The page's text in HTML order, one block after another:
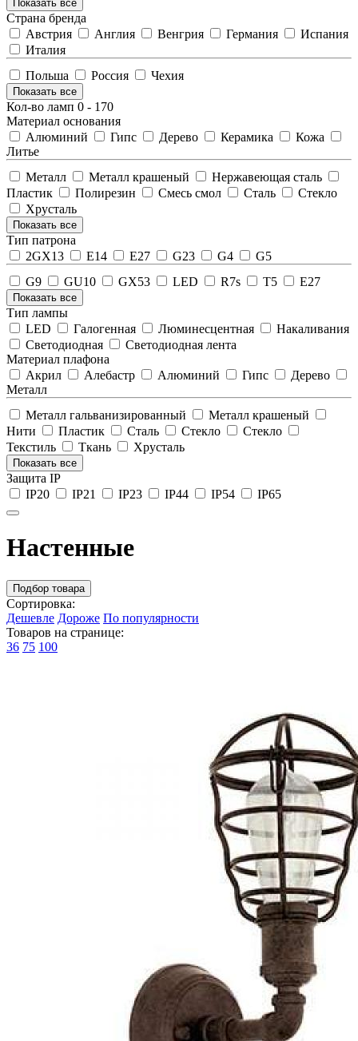
Показать все
Страна бренда
Австрия
Англия Венгрия Германия
Испания
Италия
Польша
Россия Чехия
Показать все
Кол-во ламп 0 - 170
Материал основания
Алюминий
Гипс Дерево Керамика
Кожа
Литье
Металл
Металл крашеный
Нержавеющая сталь
Пластик
Полирезин Смесь смол Сталь
Стекло
Хрусталь
Показать все
Тип патрона
2GX13
E14 E27 G23 G4
G5
G9
GU10 GX53 LED R7s T5 Е27
Показать все
Тип лампы
LED
Галогенная Люминесцентная
Накаливания
Светодиодная
Светодиодная лента
Материал плафона
Акрил
Алебастр Алюминий Гипс
Дерево
Металл
Металл гальванизированный
Металл крашеный
Нити
Пластик Сталь Стекло
Стекло
Текстиль
Ткань Хрусталь
Показать все
Защита IP
IP20
IP21 IP23 IP44 IP54 IP65
Настенные
Подбор товара
Сортировка:
Дешевле Дороже По популярности
Товаров на странице:
36 75 100